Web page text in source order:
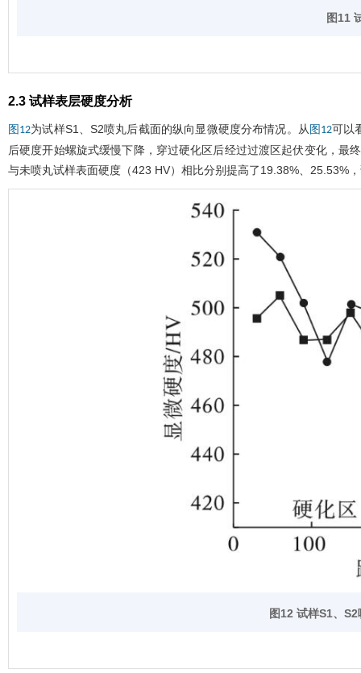
图11
2.3 试样表层硬度分析
图12为试样S1、S2喷丸后截面的纵向显微硬度分布情况。从 图12可以
后硬度开始螺旋式缓慢下降，穿过硬化区后经过过渡区起伏变化，
与未喷丸试样表面硬度（423 HV）相比分别提高了19.38%、25.53%
图12 试样S1、 S2